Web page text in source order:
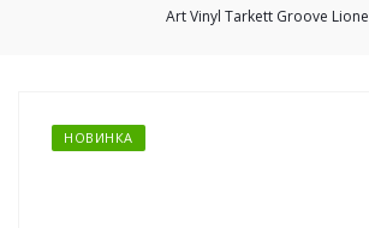
Art Vinyl Tarkett Groove
НОВИНКА